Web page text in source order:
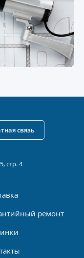
стр. 4
ремонт
связь